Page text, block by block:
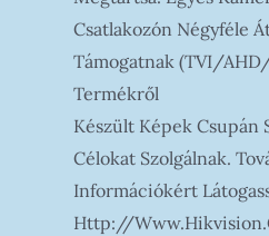
Csatlakozón Négyféle
Támogatnak (TVI/
Termékről
Készült Képek Csupán
Célokat Szolgálnak.
Információkért
Http://